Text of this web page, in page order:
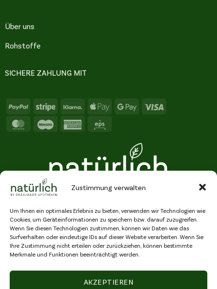
Zustimmung verwalten
Um Ihnen ein optimales Erlebnis zu bieten, verwenden wir Technologien wie
Cookies, um Geräteinformationen zu speichern bzw. darauf zuzugreifen.
Wenn Sie diesen Technologien zustimmen, können wir Daten wie das
Surfverhalten oder eindeutige IDs auf dieser Website verarbeiten. Wenn Sie
Ihre Zustimmung nicht erteilen oder zurückziehen, können bestimmte
Merkmale und Funktionen beeinträchtigt werden.
AKZEPTIEREN
Über uns
Rohstoffe
SICHERE ZAHLUNG MIT
PayPal Stripe Klarna
Apple
Google Visa
MasterCardMaestroAmerican